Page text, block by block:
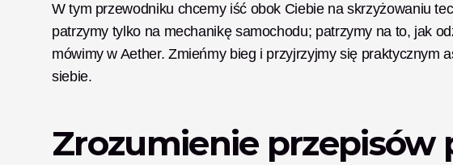
W tym przewodniku chcemy iść obok Ciebie na skrzyżowaniu
patrzymy tylko na mechanikę samochodu; patrzymy na to, jak
mówimy w Aether. Zmieńmy bieg i przyjrzyjmy się praktycznym
siebie.
Zrozumienie przepisów